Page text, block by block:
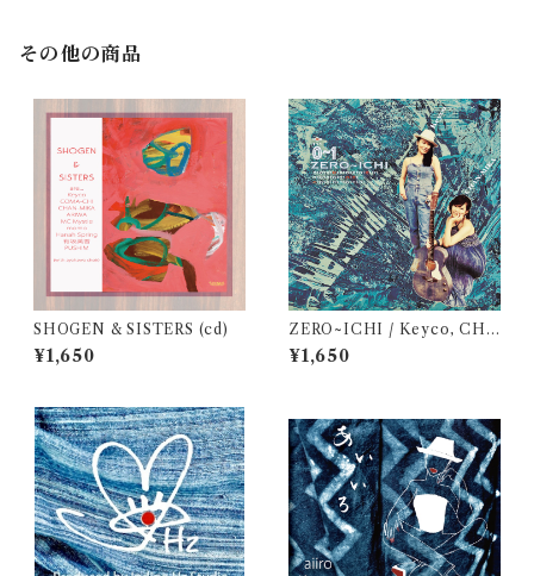
その他の商品
SHOGEN & SISTERS (cd)
¥1,650
ZERO~ICHI / Keyco, CHA
N-MIKA (cd)
¥1,650